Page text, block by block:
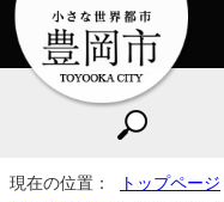
現在の位置： トップページ